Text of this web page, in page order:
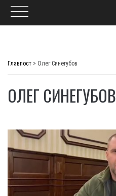
Главпост > Олег Синегубов
ОЛЕГ СИНЕГУБОВ